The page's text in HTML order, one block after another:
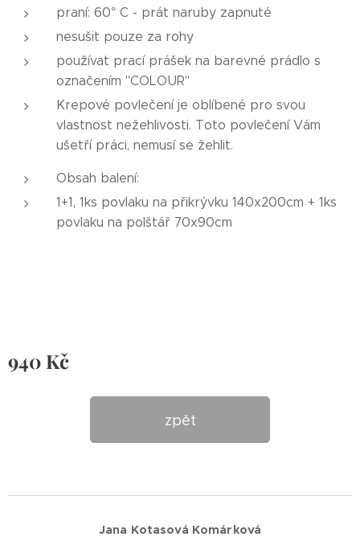
praní: 60° C - prát naruby zapnuté
nesušit pouze za rohy
používat prací prášek na barevné prádlo s
označením "COLOUR"
Krepové povlečení je oblíbené pro svou
vlastnost nežehlivosti. Toto povlečení Vám
ušetří práci, nemusí se žehlit.
Obsah balení:
1+1, 1ks povlaku na přikrývku 140x200cm + 1ks
povlaku na polštář 70x90cm
940 Kč
zpět
Jana Kotasová Komárková